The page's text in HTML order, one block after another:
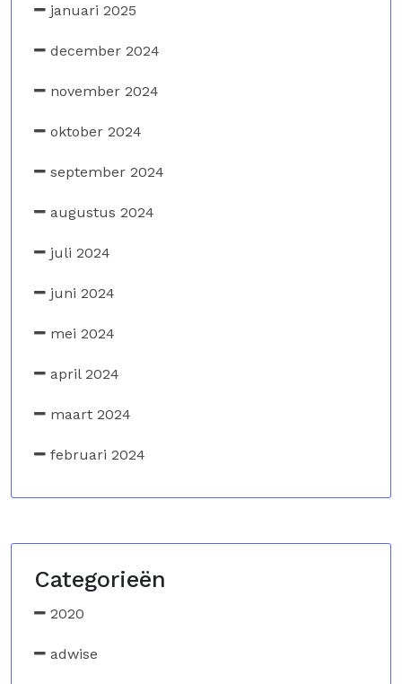
januari 2025
december 2024
november 2024
oktober 2024
september 2024
augustus 2024
juli 2024
juni 2024
mei 2024
april 2024
maart 2024
februari 2024
Categorieën
2020
adwise